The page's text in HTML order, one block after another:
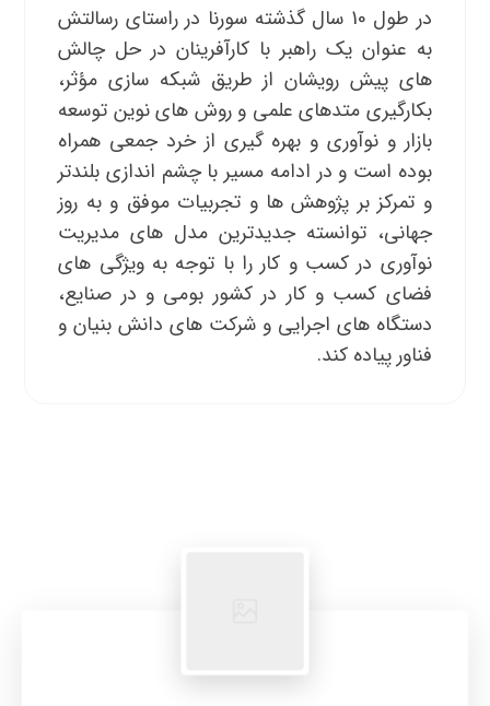
در طول 10 سال گذشته سورنا در راستای رسالتش
به عنوان یک راهبر با کارآفرینان در حل چالش
های پیش رویشان از طریق شبکه سازی مؤثر،
بکارگیری متدهای علمی و روش های نوین توسعه
بازار و نوآوری و بهره گیری از خرد جمعی همراه
بوده است و در ادامه مسیر با چشم اندازی بلندتر
و تمرکز بر پژوهش ها و تجربیات موفق و به روز
جهانی، توانسته جدیدترین مدل های مدیریت
نوآوری در کسب و کار را با توجه به ویژگی های
فضای کسب و کار در کشور بومی و در صنایع،
دستگاه های اجرایی و شرکت های دانش بنیان و
فناور پیاده کند.